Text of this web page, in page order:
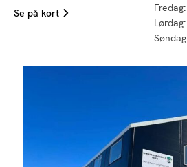
Se på kort